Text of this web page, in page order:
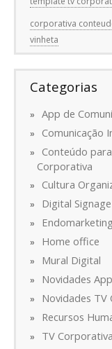
corporativa
vinheta
Categorias
App de
Comunicação
Conteúdo
Corporativa
Cultura
Digital Signage
Endomarketing
Home office
Mural Digital
Novidades
Novidades TV
Recursos
TV Corporativa